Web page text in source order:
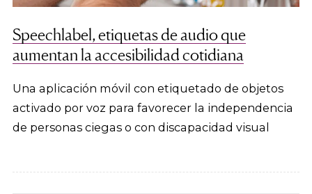
Speechlabel, etiquetas de audio que
aumentan la accesibilidad cotidiana
Una aplicación móvil con etiquetado de objetos
activado por voz para favorecer la independencia
de personas ciegas o con discapacidad visual